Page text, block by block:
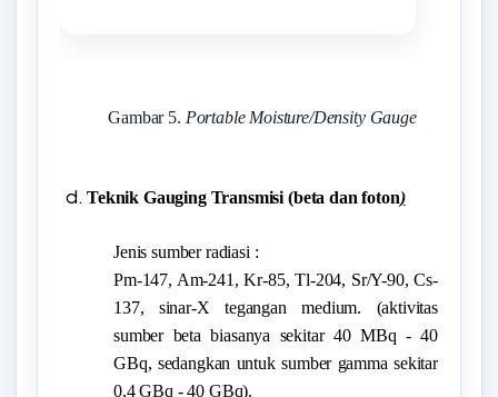
Gambar 5. Portable Moisture/Density Gauge
Teknik Gauging Transmisi (beta dan foton)
Jenis sumber radiasi :
Pm-147, Am-241, Kr-85, Tl-204, Sr/Y-90, Cs-
137, sinar-X tegangan medium. (aktivitas
sumber beta biasanya sekitar 40 MBq - 40
GBq, sedangkan untuk sumber gamma sekitar
0,4 GBq - 40 GBq).